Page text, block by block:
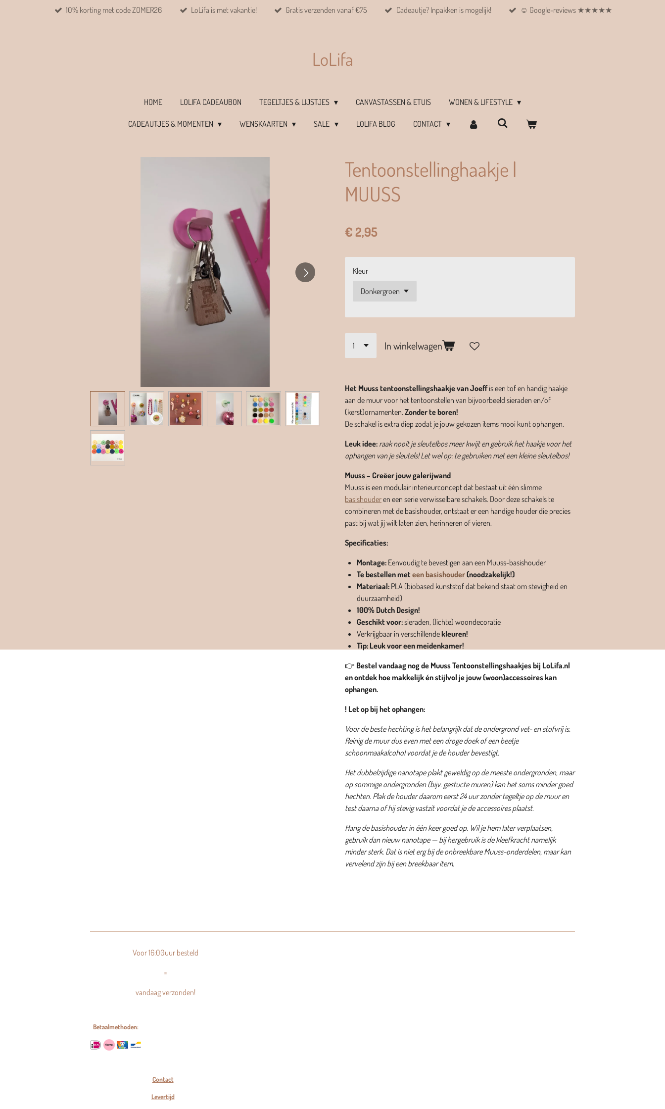
10% korting met code ZOMER26 LoLifa is met vakantie! Gratis verzenden vanaf €75 Cadeautje? Inpakken is mogelijk! ☺︎ Google-reviews ★★★★★
LoLifa
HOME LOLIFA CADEAUBON TEGELTJES & LIJSTJES CANVASTASSEN & ETUIS WONEN & LIFESTYLE
CADEAUTJES & MOMENTEN WENSKAARTEN SALE LOLIFA BLOG CONTACT
Tentoonstellinghaakje |
MUUSS
€ 2,95
Kleur
In winkelwagen
Het Muuss tentoonstellingshaakje van Joeffis een tof en handig haakje
aan de muur voor het tentoonstellen van bijvoorbeeld sieraden en/of
(kerst)ornamenten. Zonder te boren!
De schakel is extra diep zodat je jouw gekozen items mooi kunt ophangen.
Leuk idee: raak nooit je sleutelbos meer kwijt en gebruik het haakje voor het
ophangen van je sleutels! Let wel op: te gebruiken met een kleine sleutelbos!
Muuss – Creëer jouw galerijwand
Muuss is een modulair interieurconcept dat bestaat uit één slimme
basishouderen een serie verwisselbare schakels. Door deze schakels te
combineren met de basishouder, ontstaat er een handige houder die precies
past bij wat jij wilt laten zien, herinneren of vieren.
Specificaties:
Montage: Eenvoudig te bevestigen aan een Muuss-basishouder
Te bestellen meteen basishouder(noodzakelijk!)
Materiaal: PLA (biobased kunststof dat bekend staat om stevigheid en
duurzaamheid)
100% Dutch Design!
Geschikt voor:sieraden, (lichte) woondecoratie
Verkrijgbaar in verschillendekleuren!
Tip: Leuk voor een meidenkamer!
👉 Bestel vandaag nog de Muuss Tentoonstellingshaakjes bij LoLifa.nl
en ontdek hoe makkelijk én stijlvol je jouw (woon)accessoires kan
ophangen.
! Let op bij het ophangen:
Voor de beste hechting is het belangrijk dat de ondergrond vet- en stofvrij is.
Reinig de muur dus even met een droge doek of een beetje
schoonmaakalcohol voordat je de houder bevestigt.
Het dubbelzijdige nanotape plakt geweldig op de meeste ondergronden, maar
op sommige ondergronden (bijv. gestucte muren) kan het soms minder goed
hechten. Plak de houder daarom eerst 24 uur zonder tegeltje op de muur en
test daarna of hij stevig vastzit voordat je de accessoires plaatst.
Hang de basishouder in één keer goed op. Wil je hem later verplaatsen,
gebruik dan nieuw nanotape — bij hergebruik is de kleefkracht namelijk
minder sterk. Dat is niet erg bij de onbreekbare Muuss-onderdelen, maar kan
vervelend zijn bij een breekbaar item.
Voor 16:00uur besteld
=
vandaag verzonden!
Betaalmethoden:
Contact
Levertijd